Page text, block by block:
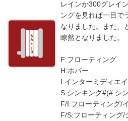
レインか300グレイ
ングを見れば一目で
なりました。また、
瞭然となりました。
F:フローティング
H:ホバー
I:インターミディエイ
S:シンキング#(#:シ
F/I:フローティング/
F/S:フローティング/